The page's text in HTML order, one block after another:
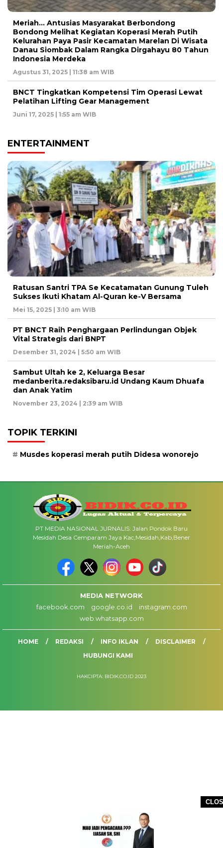
Meriah… Antusias Masyarakat Berbondong
Bondong Melihat Kegiatan Koperasi Merah Putih
Kelurahan Paya Pasir Kecamatan Marelan Di Wisata
Danau Siombak Dalam Rangka Dirgahayu 80 Tahun
Indonesia Merdeka
Agustus 31, 2025 | 11:38 am WIB
BNCT Tingkatkan Kompetensi Tim Operasi Lewat
Pelatihan Lifting Gear Management
Juni 17, 2025 | 1:55 am WIB
ENTERTAINMENT
Ratusan Santri TPA Se Kecatamatan Gunung Tuleh
Sukses Ikuti Khatam Al-Quran ke-V Bersama
Mei 15, 2025 | 3:10 am WIB
PT BNCT Raih Penghargaan Perlindungan Objek
Vital Strategis dari BNPT
Desember 31, 2024 | 5:50 am WIB
Sambut Ultah ke 2, Keluarga Besar
medanberita.redaksibaru.id Undang Kaum Dhuafa
dan Anak Yatim
November 23, 2024 | 2:39 am WIB
TOPIK TERKINI
Musdes koperasi merah putih Didesa wonorejo
PT MEDIA NASIONAL JURNALIS: Jalan Pondok Baru
Mesidah Desa Cemparam Jaya Kac,Mesidah,Kab,Bener
Meriah-Aceh
MEDIA NETWORK
facebook.com
google.co.id
instagram.com
web.whatsapp.com
HOME REDAKSI INFO IKLAN
DISCLAIMER
HUBUNGI KAMI
HAKCIPTA: BIDIK.CO.ID 2023